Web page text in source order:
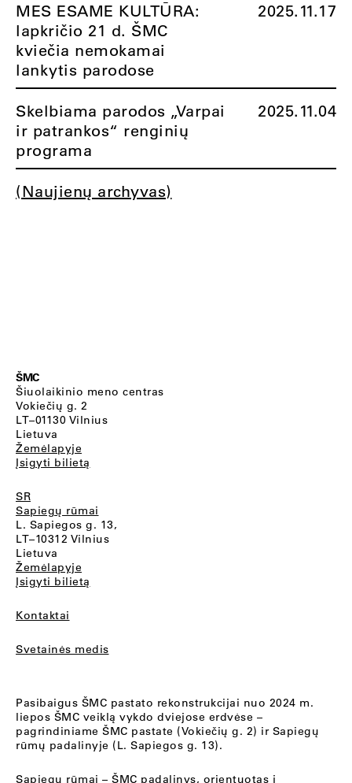
MES ESAME KULTŪRA:
lapkričio 21 d. ŠMC
kviečia nemokamai
lankytis parodose
2025.11.17
Skelbiama parodos „Varpai
ir patrankos“ renginių
programa
2025.11.04
(Naujienų archyvas)
ŠMC
Šiuolaikinio meno centras
Vokiečių g. 2
LT–01130 Vilnius
Lietuva
Žemėlapyje
Įsigyti bilietą
SR
Sapiegų rūmai
L. Sapiegos g. 13,
LT–10312 Vilnius
Lietuva
Žemėlapyje
Įsigyti bilietą
Kontaktai
Svetainės medis
Pasibaigus ŠMC pastato rekonstrukcijai nuo 2024 m.
liepos ŠMC veiklą vykdo dviejose erdvėse –
pagrindiniame ŠMC pastate (Vokiečių g. 2) ir Sapiegų
rūmų padalinyje (L. Sapiegos g. 13).
Sapiegų rūmai – ŠMC padalinys, orientuotas į